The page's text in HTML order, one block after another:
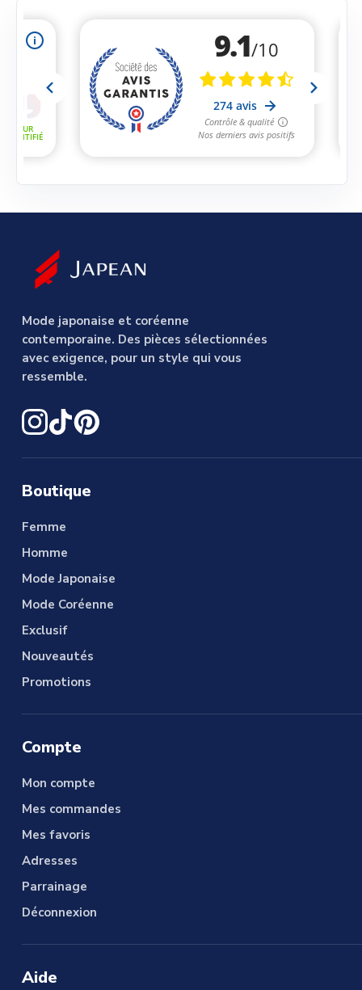
Mode japonaise et coréenne
contemporaine. Des pièces sélectionnées
avec exigence, pour un style qui vous
ressemble.
Boutique
Femme
Homme
Mode Japonaise
Mode Coréenne
Exclusif
Nouveautés
Promotions
Compte
Mon compte
Mes commandes
Mes favoris
Adresses
Parrainage
Déconnexion
Aide